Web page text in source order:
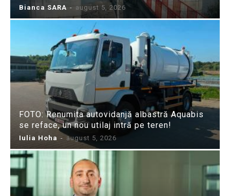
Bianca SARA - august 5, 2026
FOTO: Renumita autovidanjă albastră Aquabis
se reface, un nou utilaj intră pe teren!
Iulia Hoha - august 5, 2026